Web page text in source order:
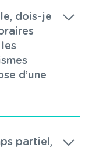
dois-je
d’une
partiel,